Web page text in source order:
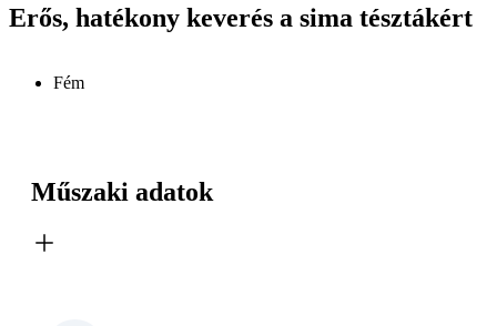
Erős, hatékony keverés a sima tésztákért
Fém
Műszaki adatok